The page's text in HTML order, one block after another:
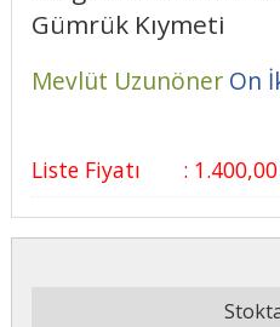
Gümrük Kıymeti
Mevlüt Uzunöner On
Liste Fiyatı : 1.400,00